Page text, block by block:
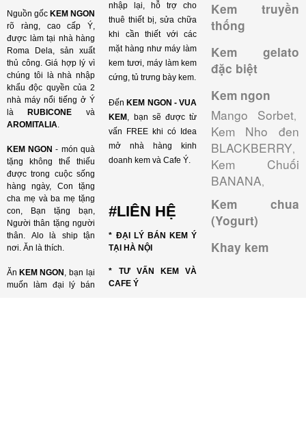
Nguồn gốc KEM NGON
rõ ràng, cao cấp Ý,
được làm tại nhà hàng
Roma Dela, sản xuất
thủ công. Giá hợp lý vì
chúng tôi là nhà nhập
khẩu độc quyền của 2
nhà máy nổi tiếng ở Ý
là
RUBICONE và
AROMITALIA.
KEM NGON - món quà
tặng không thể thiếu
được trong cuộc sống
hàng ngày, Con tặng
cha mẹ và ba mẹ tặng
con, Bạn tặng bạn,
Người thân tặng người
thân. Alo là ship tận
nơi. Ăn là thích.
Ăn KEM NGON , bạn lại
muốn làm đại lý bán
nhập lại, hỗ trợ cho
thuê thiết bị, sửa chữa
khi cần thiết với các
mặt hàng như máy làm
kem tươi, máy làm kem
cứng, tủ trưng bày kem.
Đến KEM NGON - VUA
KEM , bạn sẽ được từ
vấn FREE khi có Idea
mở nhà hàng kinh
doanh kem và Cafe Ý.
#LIÊN HỆ
* ĐẠI LÝ BÁN KEM Ý
TẠI HÀ NỘI
* TƯ VẤN KEM VÀ
CAFE Ý
Kem truyền
thống
Kem gelato
đặc biệt
Kem ngon
Mango Sorbet,
Kem Nho đen
BLACKBERRY,
Kem Chuối
BANANA,
Kem chua
(Yogurt)
Khay kem